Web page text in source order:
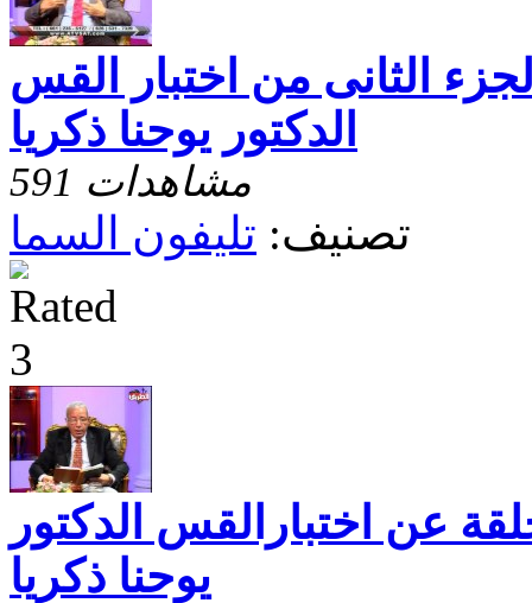
الثانى من اختبار القس
الدكتور يوحنا ذكريا
591 مشاهدات
تصنيف: تليفون السما
عن اختبارالقس الدكتور
يوحنا ذكريا